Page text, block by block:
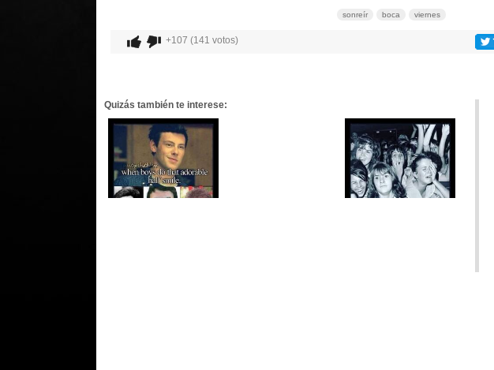
sonreír boca viernes
+107 (141 votos)
Quizás también te interese: